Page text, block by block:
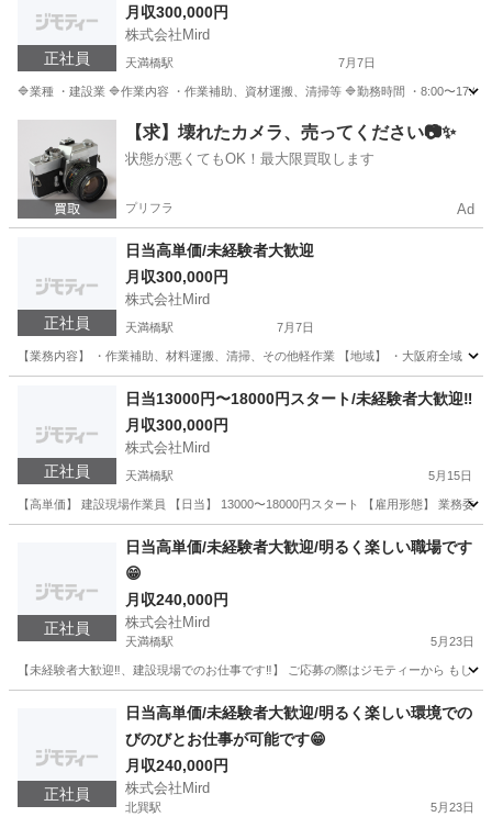
正社員
月収300,000円
株式会社Mird
天満橋駅 7月7日
🔷業種 ・建設業 🔷作業内容 ・作業補助、資材運搬、清掃等 🔷勤務時間 ・8:00〜
天満橋駅 土木 未経験
【求】壊れたカメラ、売ってください📷✨
状態が悪くてもOK！最大限買取します
プリフラ Ad
正社員
日当高単価/未経験者大歓迎
月収300,000円
株式会社Mird
天満橋駅 7月7日
【業務内容】 ・作業補助、材料運搬、清掃、その他軽作業 【地域】 ・大阪府全域
天満橋駅 未経験
正社員
日当13000円〜18000円スタート/未経験者大歓迎‼️
月収300,000円
株式会社Mird
天満橋駅 5月15日
【高単価】 建設現場作業員 【日当】 13000〜18000円スタート 【雇用形態】 業務
天満橋駅 土木 未経験
正社員
日当高単価/未経験者大歓迎/明るく楽しい職場です
😁
月収240,000円
株式会社Mird
天満橋駅 5月23日
【未経験者大歓迎‼️、建設現場でのお仕事です‼️】 ご応募の際はジモティーから もし
天満橋駅 土木 未経験
正社員
日当高単価/未経験者大歓迎/明るく楽しい環境での
びのびとお仕事が可能です😁
月収240,000円
株式会社Mird
北巽駅 5月23日